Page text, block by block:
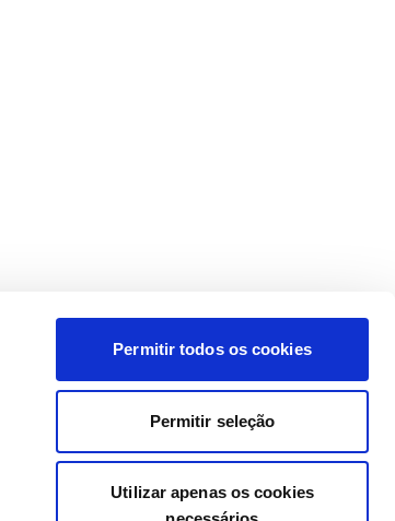
Permitir todos os cookies
Permitir seleção
Utilizar apenas os cookies